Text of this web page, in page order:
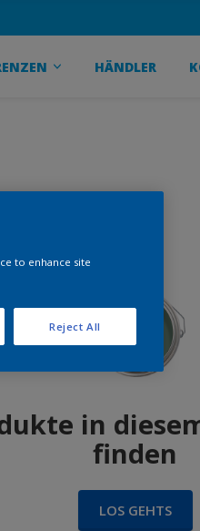
HÄNDLER
in
finden
LOS GEHTS
to enhance site
Reject All